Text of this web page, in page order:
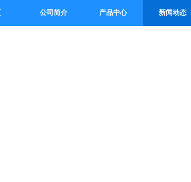
公司简介 产品中心 新闻动态